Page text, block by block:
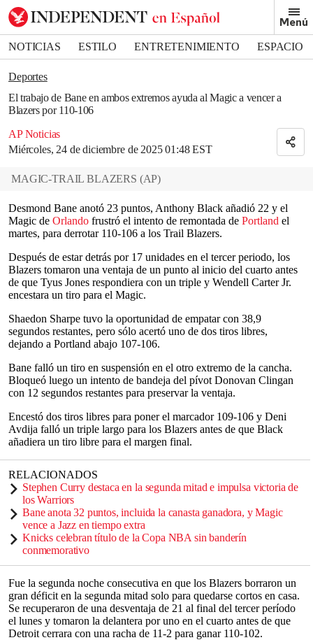
Menú
NOTICIAS ESTILO ENTRETENIMIENTO
ESPACIO
DEPORTES
Deportes
El trabajo de Bane en ambos extremos ayuda al Magic a vencer a
Blazers por 110-106
AP Noticias
Miércoles, 24 de diciembre de 2025 01:48 EST
Bookmark popover
Removed from bookmarks
Close popover
MAGIC-TRAIL BLAZERS (AP)
Desmond Bane anotó 23 puntos, Anthony Black añadió 22 y el
Magic de Orlando frustró el intento de remontada de Portland el
martes, para derrotar 110-106 a los Trail Blazers.
Después de estar detrás por 17 unidades en el tercer periodo, los
Blazers tomaron una ventaja de un punto al inicio del cuarto antes
de que Tyus Jones respondiera con un triple y Wendell Carter Jr.
encestara un tiro para el Magic.
Shaedon Sharpe tuvo la oportunidad de empatar con 38,9
segundos restantes, pero sólo acertó uno de dos tiros libres,
dejando a Portland abajo 107-106.
Bane falló un tiro en suspensión en el otro extremo de la cancha.
Bloqueó luego un intento de bandeja del pívot Donovan Clingan
con 12 segundos restantes para preservar la ventaja.
Encestó dos tiros libres para poner el marcador 109-106 y Deni
Avdija falló un triple largo para los Blazers antes de que Black
añadiera un tiro libre para el margen final.
RELACIONADOS
Stephen Curry destaca en la segunda mitad e impulsa victoria de
los Warriors
Bane anota 32 puntos, incluida la canasta ganadora, y Magic
vence a Jazz en tiempo extra
Knicks celebran título de la Copa NBA sin banderín
conmemorativo
Fue la segunda noche consecutiva en que los Blazers borraron un
gran déficit en la segunda mitad solo para quedarse cortos en casa.
Se recuperaron de una desventaja de 21 al final del tercer período
el lunes y tomaron la delantera por uno en el cuarto antes de que
Detroit cerrara con una racha de 11-2 para ganar 110-102.